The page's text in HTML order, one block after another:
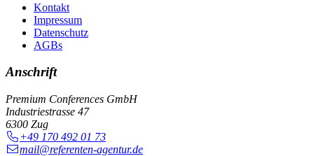
Kontakt
Impressum
Datenschutz
AGBs
Anschrift
Premium Conferences GmbH
Industriestrasse 47
6300 Zug
+49 170 492 01 73
mail@referenten-agentur.de